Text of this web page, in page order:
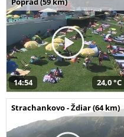
14:54 24,0 °C
Strachankovo - Ždiar (64 km)